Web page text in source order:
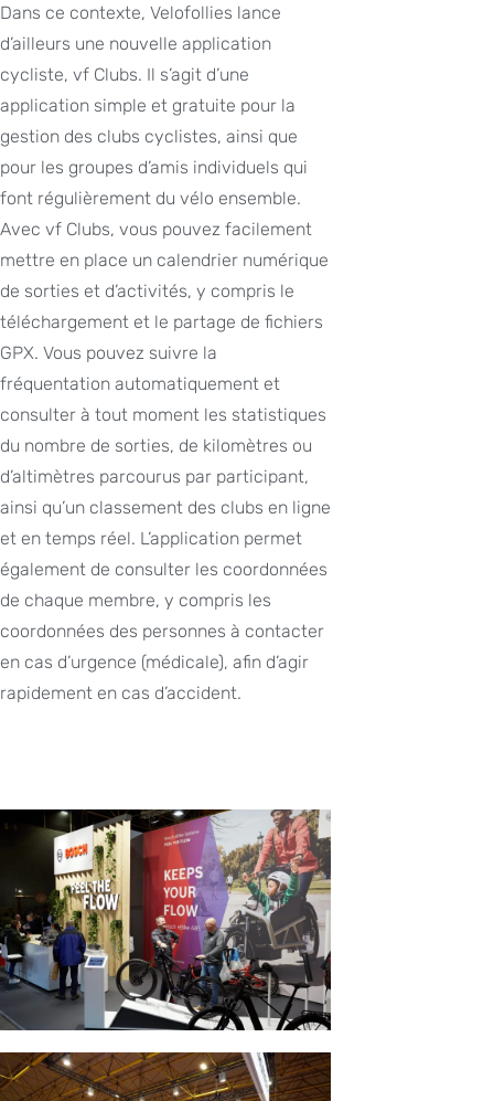
Dans ce contexte, Velofollies lance
d’ailleurs une nouvelle application
cycliste, vf Clubs. Il s’agit d’une
application simple et gratuite pour la
gestion des clubs cyclistes, ainsi que
pour les groupes d’amis individuels qui
font régulièrement du vélo ensemble.
Avec vf Clubs, vous pouvez facilement
mettre en place un calendrier numérique
de sorties et d’activités, y compris le
téléchargement et le partage de fichiers
GPX. Vous pouvez suivre la
fréquentation automatiquement et
consulter à tout moment les statistiques
du nombre de sorties, de kilomètres ou
d’altimètres parcourus par participant,
ainsi qu’un classement des clubs en ligne
et en temps réel. L’application permet
également de consulter les coordonnées
de chaque membre, y compris les
coordonnées des personnes à contacter
en cas d’urgence (médicale), afin d’agir
rapidement en cas d’accident.